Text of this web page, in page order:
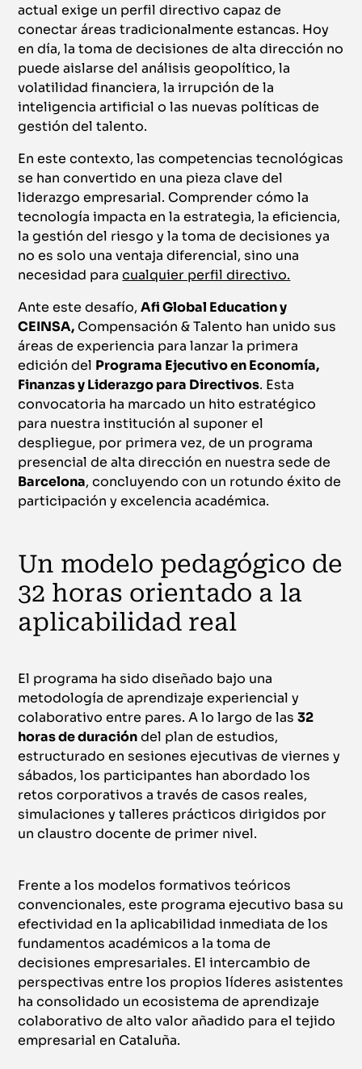
actual exige un perfil directivo capaz de
conectar áreas tradicionalmente estancas. Hoy
en día, la toma de decisiones de alta dirección no
puede aislarse del análisis geopolítico, la
volatilidad financiera, la irrupción de la
inteligencia artificial o las nuevas políticas de
gestión del talento.
En este contexto, las competencias tecnológicas
se han convertido en una pieza clave del
liderazgo empresarial. Comprender cómo la
tecnología impacta en la estrategia, la eficiencia,
la gestión del riesgo y la toma de decisiones ya
no es solo una ventaja diferencial, sino una
necesidad paracualquier perfil directivo.
Ante este desafío,Afi Global Education y
CEINSA, Compensación & Talento han unido sus
áreas de experiencia para lanzar la primera
edición del Programa Ejecutivo en Economía,
Finanzas y Liderazgo para Directivos. Esta
convocatoria ha marcado un hito estratégico
para nuestra institución al suponer el
despliegue, por primera vez, de un programa
presencial de alta dirección en nuestra sede de
Barcelona, concluyendo con un rotundo éxito de
participación y excelencia académica.
Un modelo pedagógico de
32 horas orientado a la
aplicabilidad real
El programa ha sido diseñado bajo una
metodología de aprendizaje experiencial y
colaborativo entre pares. A lo largo de las32
horas de duracióndel plan de estudios,
estructurado en sesiones ejecutivas de viernes y
sábados, los participantes han abordado los
retos corporativos a través de casos reales,
simulaciones y talleres prácticos dirigidos por
un claustro docente de primer nivel.
Frente a los modelos formativos teóricos
convencionales, este programa ejecutivo basa su
efectividad en la aplicabilidad inmediata de los
fundamentos académicos a la toma de
decisiones empresariales. El intercambio de
perspectivas entre los propios líderes asistentes
ha consolidado un ecosistema de aprendizaje
colaborativo de alto valor añadido para el tejido
empresarial en Cataluña.